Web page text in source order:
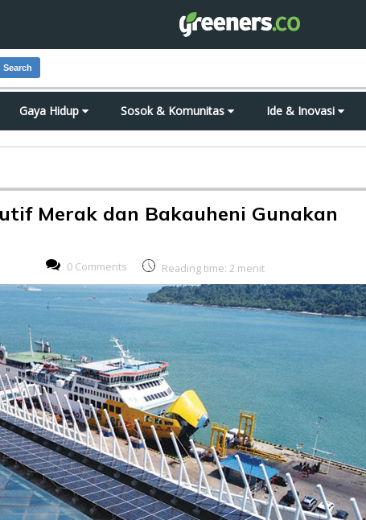
Search
Gaya Hidup Sosok & Komunitas Ide & Inovasi
Merak dan Bakauheni Gunakan
0 Comments Reading time: 2 menit